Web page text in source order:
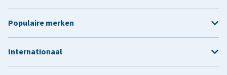
Populaire merken
Internationaal